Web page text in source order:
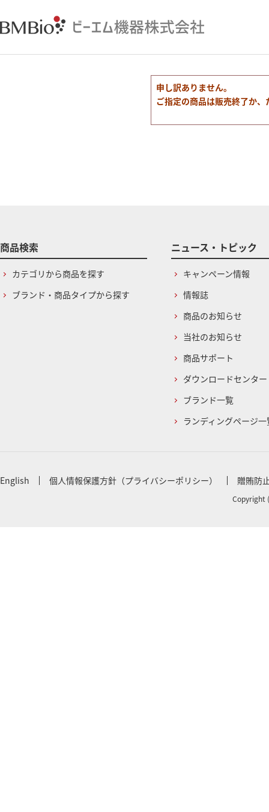
申し訳ありません。
ご指定の商品は販売終了か
商品検索
カテゴリから商品を探す
ブランド・商品タイプから探す
ニュース・トピック
キャンペーン情報
情報誌
商品のお知らせ
当社のお知らせ
商品サポート
ダウンロードセンター
ブランド一覧
ランディングページ一
English 個人情報保護方針（プライバシーポリシー） 贈賄防
Copyright